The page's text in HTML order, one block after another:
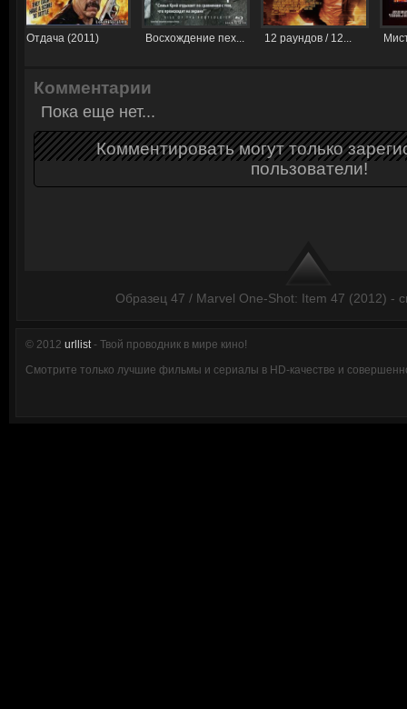
Образец 47 / Marvel One-Shot: Item 47 (2012) -
Отдача (2011) Восхождение пех... 12 раундов / 12...
Комментарии
Пока еще нет...
Комментировать могут только
пользователи!
© 2012 urllist- Твой проводник в мире кино!
Смотрите только лучшие фильмы и сериалы в HD-качестве и